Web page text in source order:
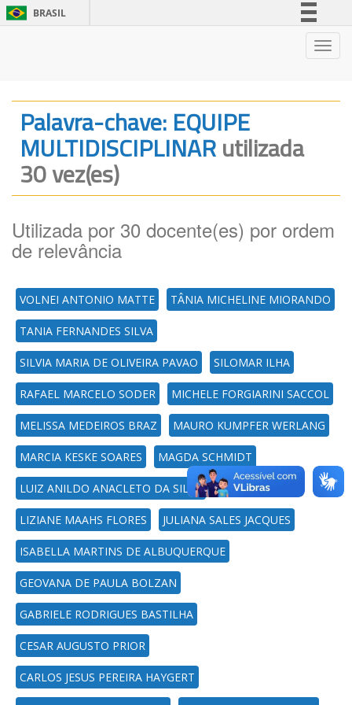
BRASIL
Legislação
Canais
Palavra-chave: EQUIPE
MULTIDISCIPLINARutilizada
30 vez(es)
Utilizada por 30 docente(es) por ordem
de relevância
VOLNEI ANTONIO MATTE TÂNIA MICHELINE MIORANDO
TANIA FERNANDES SILVA
SILVIA MARIA DE OLIVEIRA PAVAO SILOMAR ILHA
RAFAEL MARCELO SODER MICHELE FORGIARINI SACCOL
MELISSA MEDEIROS BRAZ MAURO KUMPFER WERLANG
MARCIA KESKE SOARES MAGDA SCHMIDT
LUIZ ANILDO ANACLETO DA SILVA
LIZIANE MAAHS FLORES JULIANA SALES JACQUES
ISABELLA MARTINS DE ALBUQUERQUE
GEOVANA DE PAULA BOLZAN
GABRIELE RODRIGUES BASTILHA
CESAR AUGUSTO PRIOR
CARLOS JESUS PEREIRA HAYGERT